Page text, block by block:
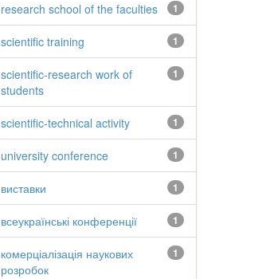
1
research school of the faculties
1
scientific training
1
scientific-research work of
students
1
scientific-technical activity
1
university conference
1
виставки
1
всеукраїнські конференції
1
комерціалізація наукових
розробок